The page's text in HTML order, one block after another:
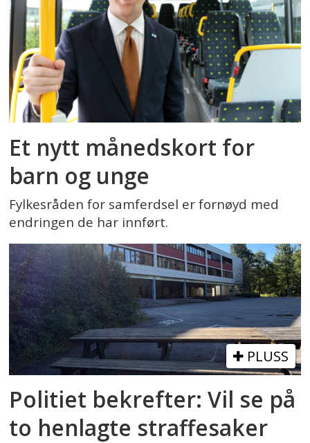
Et nytt månedskort for
barn og unge
Fylkesråden for samferdsel er fornøyd med
endringen de har innført.
PLUSS
Politiet bekrefter: Vil se på
to henlagte straffesaker